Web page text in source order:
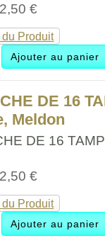
€
du Produit
DE 16
Meldon
DE 16
€
du Produit